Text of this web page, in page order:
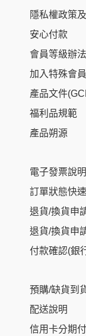
隱私權政策
安心付款
會員等級辦法
加入特殊會員
產品文件
福利品規範
產品朔源
電子發票說明
訂單狀態快
退貨/換貨申
退貨/換貨申
付款確認(銀
預購/缺貨到
配送說明
信用卡分期